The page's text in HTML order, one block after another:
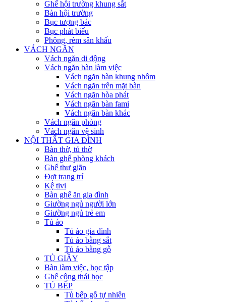
Ghế hội trường khung sắt
Bàn hội trường
Bục tượng bác
Bục phát biểu
Phông, rèm sân khấu
VÁCH NGĂN
Vách ngăn di động
Vách ngăn bàn làm việc
Vách ngăn bàn khung nhôm
Vách ngăn trên mặt bàn
Vách ngăn hòa phát
Vách ngăn bàn fami
Vách ngăn bàn khác
Vách ngăn phòng
Vách ngăn vệ sinh
NỘI THẤT GIA ĐÌNH
Bàn thờ, tủ thờ
Bàn ghế phòng khách
Ghế thư giãn
Đợt trang trí
Kệ tivi
Bàn ghế ăn gia đình
Giường ngủ người lớn
Giường ngủ trẻ em
Tủ áo
Tủ áo gia đình
Tủ áo bằng sắt
Tủ áo bằng gỗ
TỦ GIẦY
Bàn làm việc, học tập
Ghế công thái học
TỦ BẾP
Tủ bếp gỗ tự nhiên